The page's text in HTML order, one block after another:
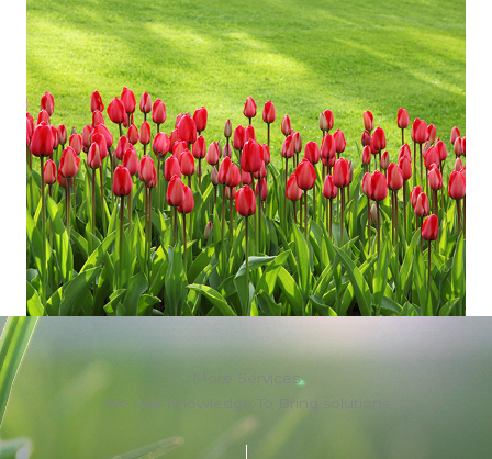
More Services
We Use Knowledge To Bring solutions